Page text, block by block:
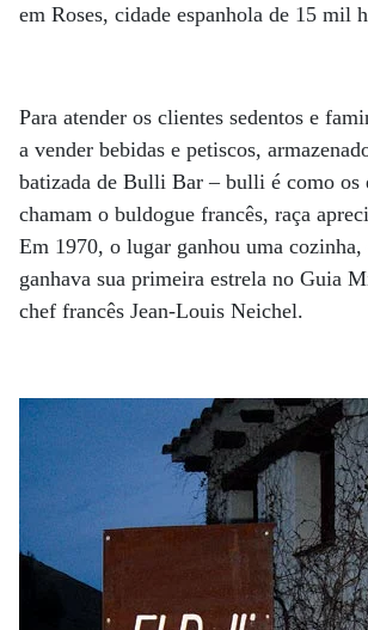
em Roses, cidade espanhola de 15 mil
Para atender os clientes sedentos e
a vender bebidas e petiscos,
batizada de Bulli Bar – bulli é como os
chamam o buldogue francês, raça
Em 1970, o lugar ganhou uma cozinha,
ganhava sua primeira estrela no Guia
chef francês Jean-Louis Neichel.